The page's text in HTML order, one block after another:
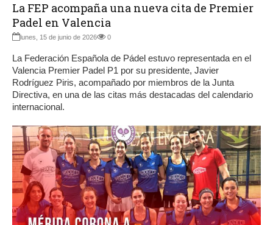
La FEP acompaña una nueva cita de Premier
Padel en Valencia
lunes, 15 de junio de 2026 0
La Federación Española de Pádel estuvo representada en el
Valencia Premier Padel P1 por su presidente, Javier
Rodríguez Piris, acompañado por miembros de la Junta
Directiva, en una de las citas más destacadas del calendario
internacional.